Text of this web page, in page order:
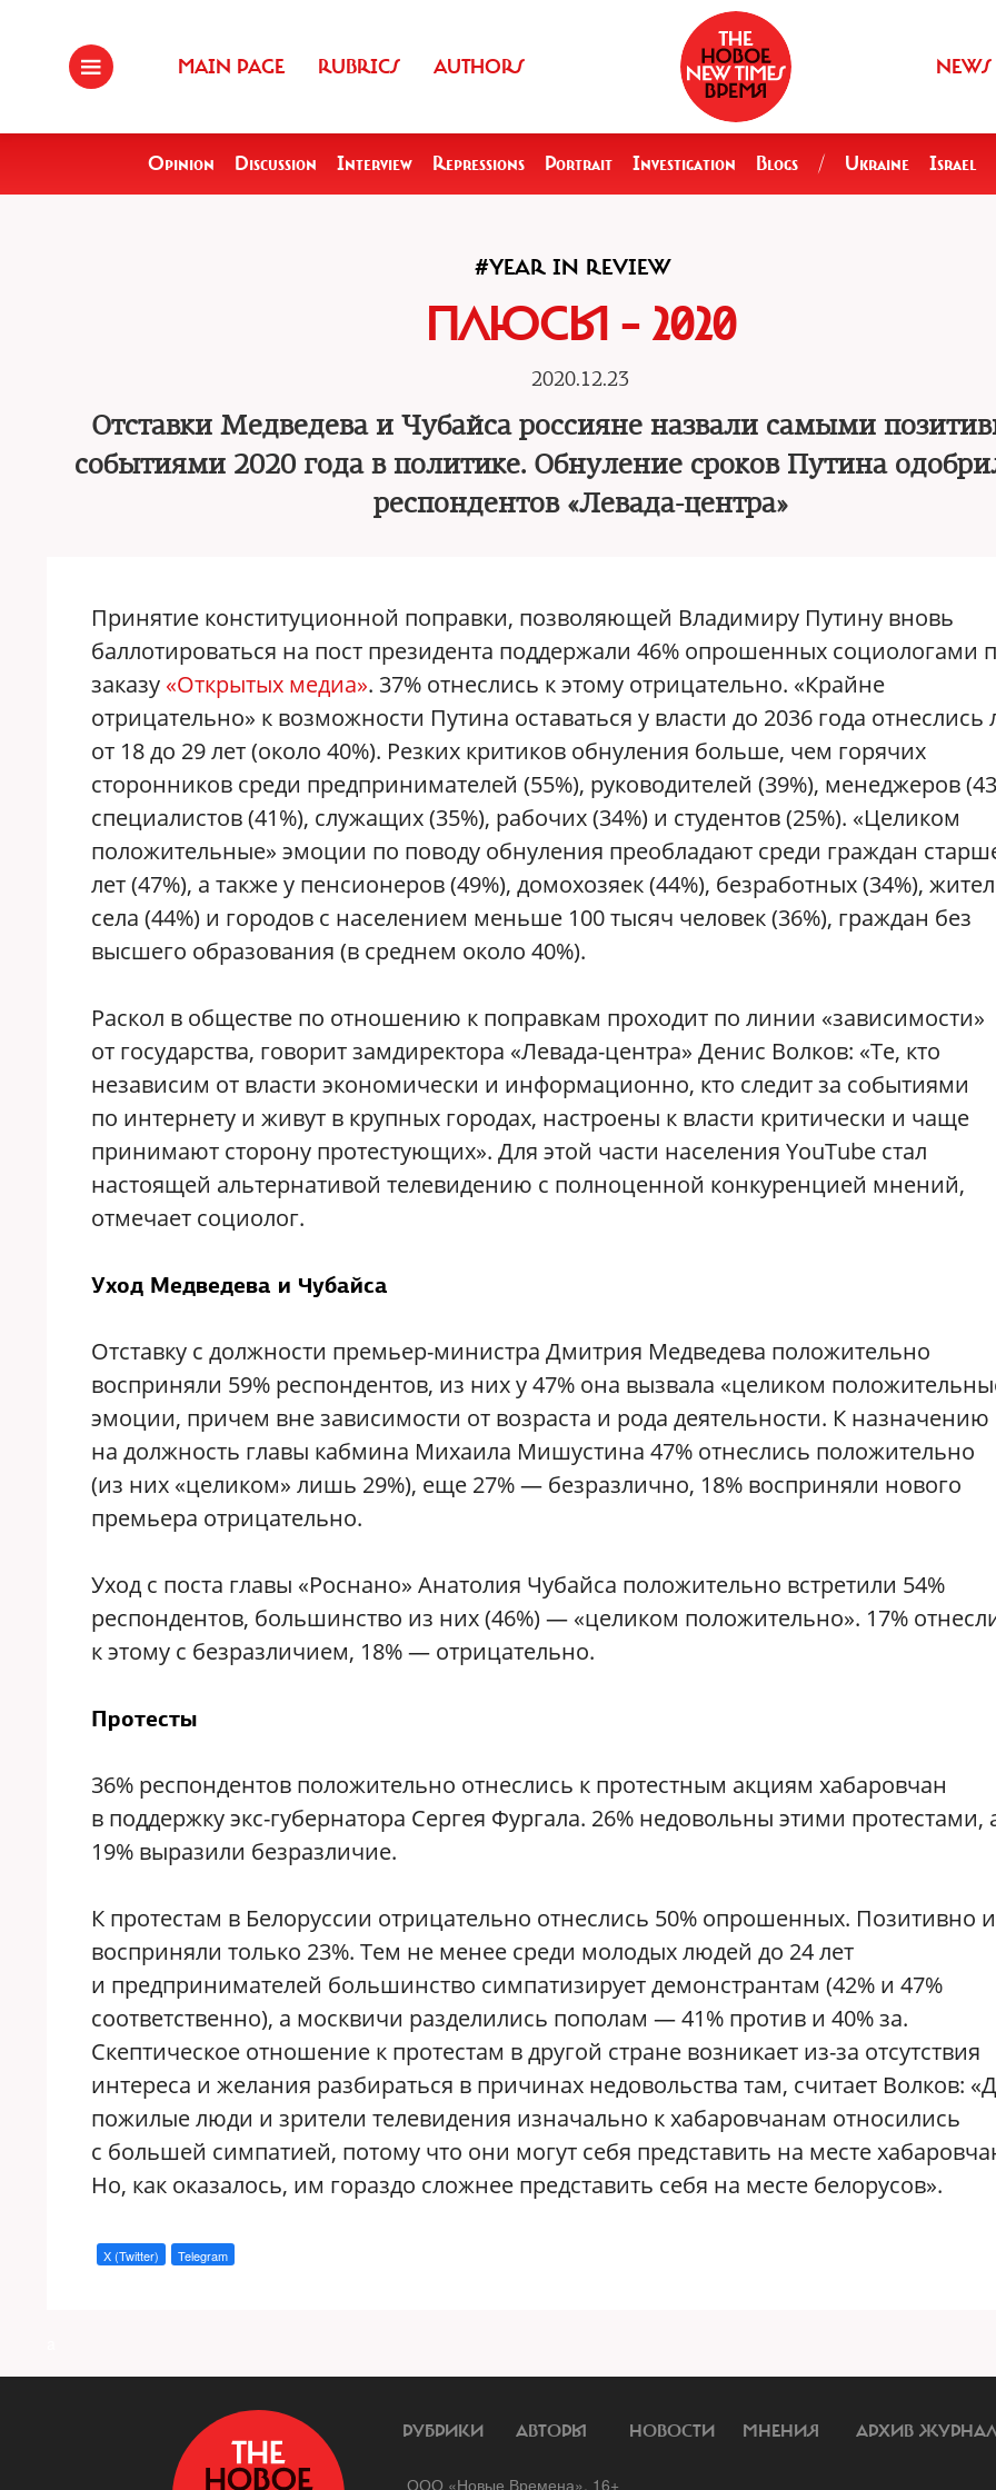
MAIN PAGE RUBRICS AUTHORS NEWS
Opinion Discussion Interview Repressions Portrait Investigation Blogs / Ukraine Israel
#YEAR IN REVIEW
ПЛЮСЫ – 2020
2020.12.23
Отставки Медведева и Чубайса россияне назвали самыми
событиями 2020 года в политике. Обнуление сроков Путина
респондентов «Левада-центра»
Принятие конституционной поправки, позволяющей Владимиру Путину вновь
баллотироваться на пост президента поддержали 46% опрошенных социологами
заказу «Открытых медиа». 37% отнеслись к этому отрицательно. «Крайне
отрицательно» к возможности Путина оставаться у власти до 2036 года
от 18 до 29 лет (около 40%). Резких критиков обнуления больше, чем горячих
сторонников среди предпринимателей (55%), руководителей (39%), менеджеров
специалистов (41%), служащих (35%), рабочих (34%) и студентов (25%). «Целиком
положительные» эмоции по поводу обнуления преобладают среди граждан
лет (47%), а также у пенсионеров (49%), домохозяек (44%), безработных (34%),
села (44%) и городов с населением меньше 100 тысяч человек (36%), граждан без
высшего образования (в среднем около 40%).
Раскол в обществе по отношению к поправкам проходит по линии «зависимости»
от государства, говорит замдиректора «Левада-центра» Денис Волков: «Те, кто
независим от власти экономически и информационно, кто следит за событиями
по интернету и живут в крупных городах, настроены к власти критически и чаще
принимают сторону протестующих». Для этой части населения YouTube стал
настоящей альтернативой телевидению с полноценной конкуренцией мнений,
отмечает социолог.
Уход Медведева и Чубайса
Отставку с должности премьер-министра Дмитрия Медведева положительно
восприняли 59% респондентов, из них у 47% она вызвала «целиком
эмоции, причем вне зависимости от возраста и рода деятельности. К назначению
на должность главы кабмина Михаила Мишустина 47% отнеслись положительно
(из них «целиком» лишь 29%), еще 27% — безразлично, 18% восприняли нового
премьера отрицательно.
Уход с поста главы «Роснано» Анатолия Чубайса положительно встретили 54%
респондентов, большинство из них (46%) — «целиком положительно». 17%
к этому с безразличием, 18% — отрицательно.
Протесты
36% респондентов положительно отнеслись к протестным акциям хабаровчан
в поддержку экс-губернатора Сергея Фургала. 26% недовольны этими протестами,
19% выразили безразличие.
К протестам в Белоруссии отрицательно отнеслись 50% опрошенных. Позитивно
восприняли только 23%. Тем не менее среди молодых людей до 24 лет
и предпринимателей большинство симпатизирует демонстрантам (42% и 47%
соответственно), а москвичи разделились пополам — 41% против и 40% за.
Скептическое отношение к протестам в другой стране возникает из-за отсутствия
интереса и желания разбираться в причинах недовольства там, считает Волков:
пожилые люди и зрители телевидения изначально к хабаровчанам относились
с большей симпатией, потому что они могут себя представить на месте
Но, как оказалось, им гораздо сложнее представить себя на месте белорусов».
X (Twitter) Telegram
РУБРИКИ АВТОРЫ НОВОСТИ МНЕНИЯ АРХИВ
ООО «Новые Времена». 16+